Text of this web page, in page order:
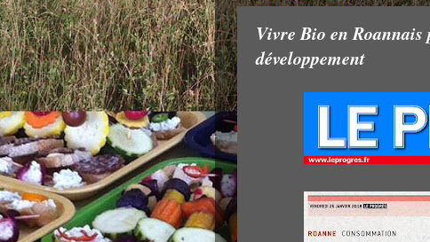
Vivre Bio en Roannais
développement